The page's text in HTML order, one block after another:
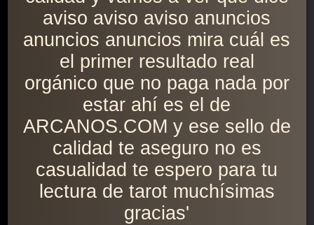
aviso aviso aviso anuncios
anuncios anuncios mira cuál es
el primer resultado real
orgánico que no paga nada por
estar ahí es el de
ARCANOS.COM y ese sello de
calidad te aseguro no es
casualidad te espero para tu
lectura de tarot muchísimas
gracias'